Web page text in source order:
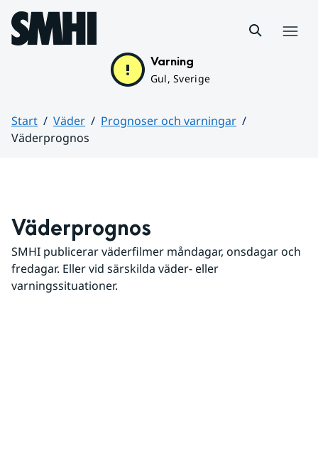
Hoppa till sidans innehåll
Varning
Gul, Sverige
Start Väder
Prognoser och varningar
Väderprognos
Väderprognos
SMHI publicerar väderfilmer måndagar, onsdagar och
fredagar. Eller vid särskilda väder- eller
varningssituationer.